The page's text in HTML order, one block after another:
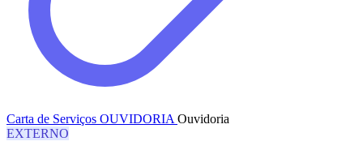
Carta de Serviços OUVIDORIA Ouvidoria
EXTERNO